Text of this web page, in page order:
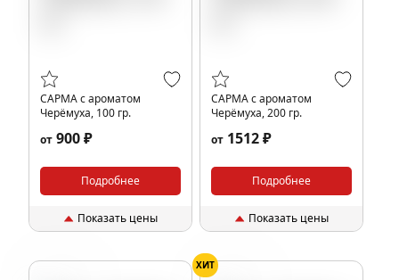
САРМА с ароматом
Черёмуха, 100 гр.
от 900 ₽
Подробнее
Показать цены
САРМА с ароматом
Черёмуха, 200 гр.
от 1512 ₽
Подробнее
Показать цены
ХИТ